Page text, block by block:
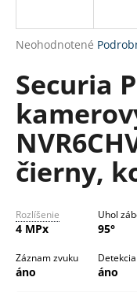
Priemerné
produktu
je
0,0
5
hviezdičiek.
Neohodnotené
Securia
čierny,
Rozlíšenie
4 MPx
Uhol
95°
Záznam zvuku
áno áno
j
ť
?
O
d